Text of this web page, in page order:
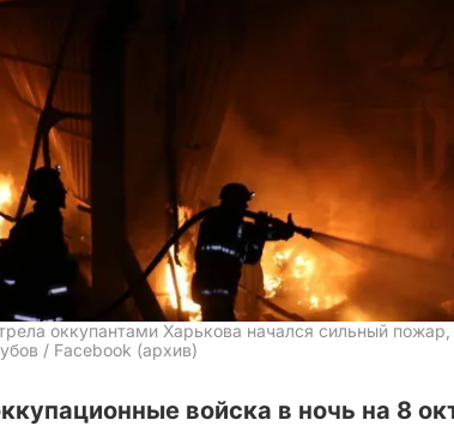
оккупантами Харькова начался сильный
/ Facebook (архив)
войска в ночь на 8